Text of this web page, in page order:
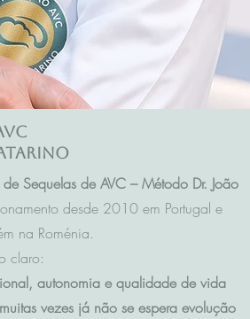
Sequelas de AVC – Método Dr. João
desde 2010 em Portugal e
na Roménia.
claro:
autonomia e qualidade de vida
vezes já não se espera evolução